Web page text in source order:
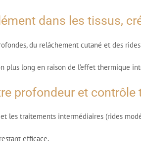
dans les tissus,
du relâchement cutané et des
plus long en raison de l’effet thermique
profondeur et contrôle
les traitements intermédiaires (rides
efficace.